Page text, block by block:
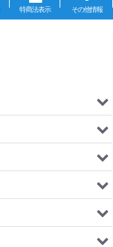
特商法表示 その他情報